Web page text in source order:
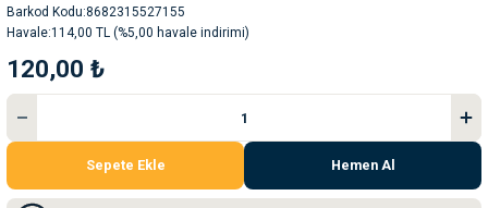
Barkod Kodu 8682315527155
Havale 114,00 TL (%5,00 havale indirimi)
120,00 ₺
Sepete Ekle Hemen Al